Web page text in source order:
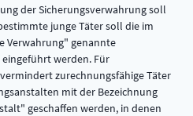
der Sicherungsverwahrung soll
junge Täter soll die im
Verwahrung" genannte
werden. Für
zurechnungsfähige Täter
mit der Bezeichnung
geschaffen werden, in denen